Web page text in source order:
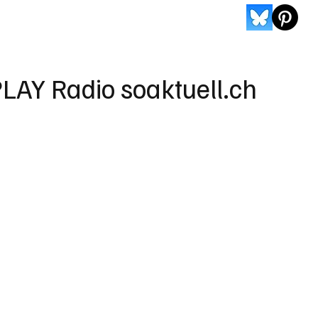
Radio soaktuell.ch